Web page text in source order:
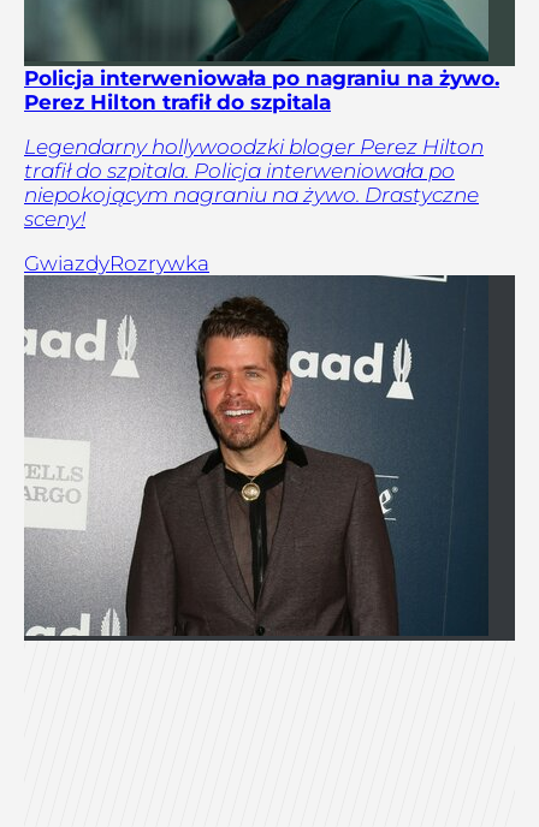
Policja interweniowała po nagraniu na żywo.
Perez Hilton trafił do szpitala
Legendarny hollywoodzki bloger Perez Hilton
trafił do szpitala. Policja interweniowała po
niepokojącym nagraniu na żywo. Drastyczne
sceny!
GwiazdyRozrywka